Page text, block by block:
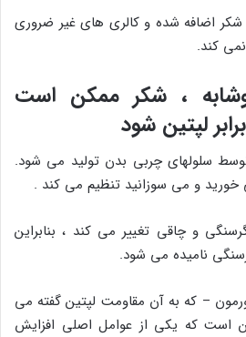
شکر اضافه شده و کالری های غیر ضروری
کند.
، شکر ممکن است
لپتین شود
سلولهای چربی بدن تولید می شود.
خورید و می سوزانید تنظیم می کند .
و چاقی تغییر می کند ، بنابراین
نامیده می شود.
– که به آن مقاومت لپتین گفته می
است که یکی از عوامل اصلی افزایش